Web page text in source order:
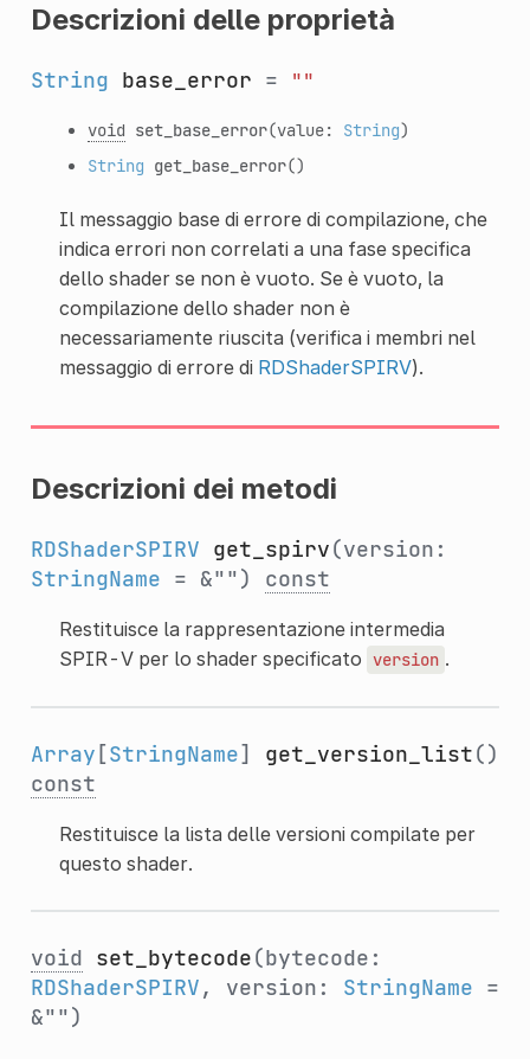
Descrizioni delle proprietà
String base_error = ""
void set_base_error(value: String)
String get_base_error()
Il messaggio base di errore di compilazione, che
indica errori non correlati a una fase specifica
dello shader se non è vuoto. Se è vuoto, la
compilazione dello shader non è
necessariamente riuscita (verifica i membri nel
messaggio di errore di RDShaderSPIRV).
Descrizioni dei metodi
RDShaderSPIRV get_spirv(version:
StringName = &"") const
Restituisce la rappresentazione intermedia
SPIR-V per lo shader specificato version .
Array [StringName] get_version_list()
const
Restituisce la lista delle versioni compilate per
questo shader.
void set_bytecode(bytecode:
RDShaderSPIRV, version: StringName =
&"")